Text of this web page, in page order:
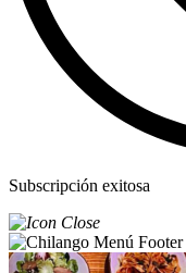
Subscripción exitosa